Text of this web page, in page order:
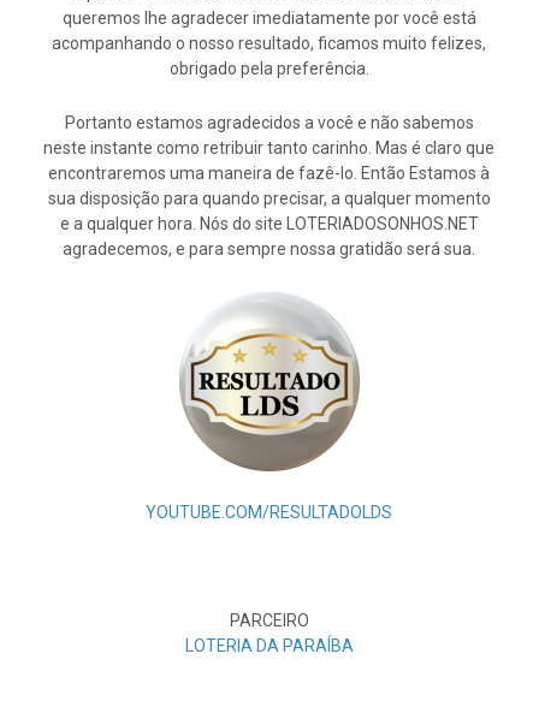
queremos lhe agradecer imediatamente por você está
acompanhando o nosso resultado, ficamos muito felizes,
obrigado pela preferência.
Portanto estamos agradecidos a você e não sabemos
neste instante como retribuir tanto carinho. Mas é claro que
encontraremos uma maneira de fazê-lo. Então Estamos à
sua disposição para quando precisar, a qualquer momento
e a qualquer hora. Nós do site LOTERIADOSONHOS.NET
agradecemos, e para sempre nossa gratidão será sua.
YOUTUBE.COM/RESULTADOLDS
PARCEIRO
LOTERIA DA PARAÍBA